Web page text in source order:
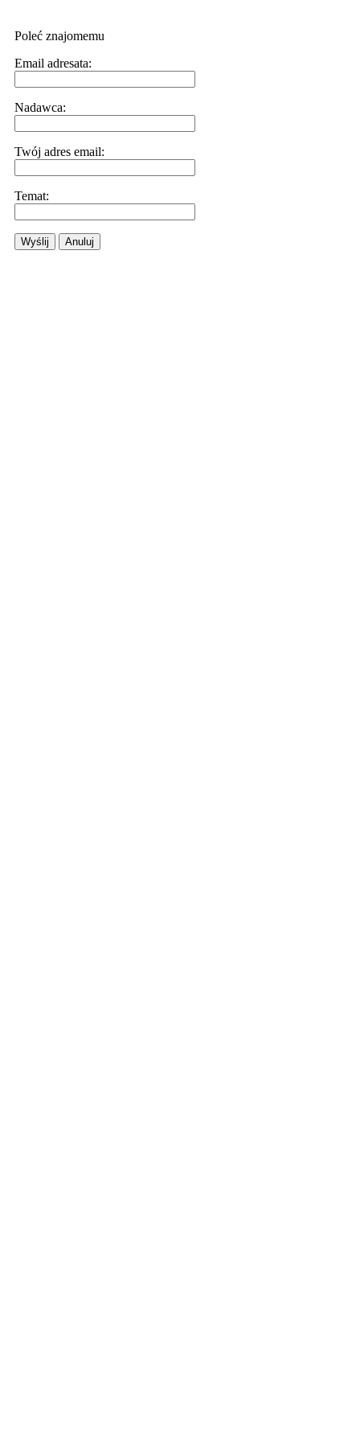
Poleć znajomemu
Email adresata:
Nadawca:
Twój adres email:
Temat:
Wyślij Anuluj